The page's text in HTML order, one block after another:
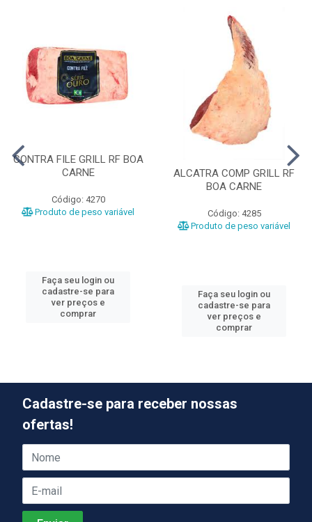
CONTRA FILE GRILL RF BOA
CARNE
Código: 4270
Produto de peso variável
Faça seu login ou
cadastre-se para
ver preços e
comprar
ALCATRA COMP GRILL RF
BOA CARNE
Código: 4285
Produto de peso variável
Faça seu login ou
cadastre-se para
ver preços e
comprar
Cadastre-se para receber nossas
ofertas!